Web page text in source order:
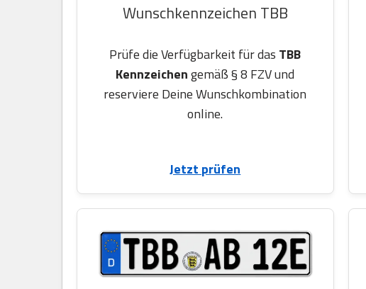
Wunschkennzeichen TBB
Prüfe die Verfügbarkeit für das TBB
Kennzeichengemäß § 8 FZV und
reserviere Deine Wunschkombination
online.
Jetzt prüfen